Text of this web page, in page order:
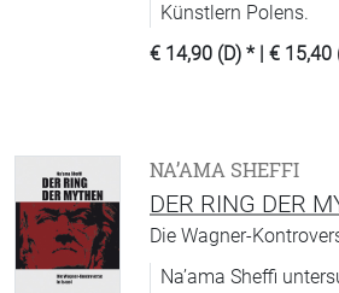
Künstlern Polens.
€ 14,90 (D) * | € 15,40
NA’AMA SHEFFI
DER RING DER
Die Wagner-
Na’ama Sheffi